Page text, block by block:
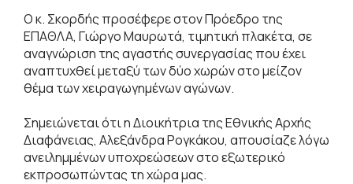
Ο κ. Σκορδής προσέφερε στον Πρόεδρο της
ΕΠΑΘΛΑ, Γιώργο Μαυρωτά, τιμητική πλακέτα, σε
αναγνώριση της αγαστής συνεργασίας που έχει
αναπτυχθεί μεταξύ των δύο χωρών στο μείζον
θέμα των χειραγωγημένων αγώνων.
Σημειώνεται ότι η Διοικήτρια της Εθνικής Αρχής
Διαφάνειας, Αλεξάνδρα Ρογκάκου, απουσίαζε λόγω
ανειλημμένων υποχρεώσεων στο εξωτερικό
εκπροσωπώντας τη χώρα μας.